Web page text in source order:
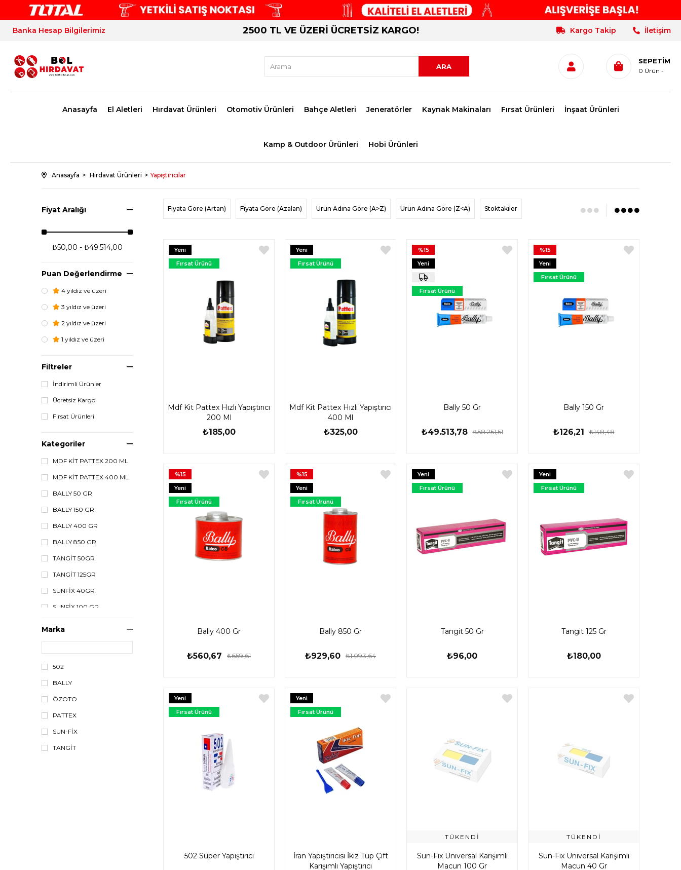
Banka Hesap Bilgilerimiz 2500 TL VE ÜZERİ ÜCRETSİZ KARGO! Kargo Takip İletişim
SEPETIM
0 Ürün
Anasayfa El Aletleri Hırdavat Ürünleri Otomotiv Ürünleri Bahçe Aletleri Jeneratörler Kaynak Makinaları Fırsat Ürünleri İnşaat Ürünleri
Kamp & Outdoor Ürünleri Hobi Ürünleri
Anasayfa Hırdavat Ürünleri Yapıştırıcılar
Fiyat Aralığı
₺50,00 - ₺49.514,00
Puan Değerlendirme
4 yıldız ve üzeri
3 yıldız ve üzeri
2 yıldız ve üzeri
1 yıldız ve üzeri
Filtreler
İndirimli Ürünler
Ücretsiz Kargo
Fırsat Ürünleri
Kategoriler
MDF KİT PATTEX 200 ML
MDF KİT PATTEX 400 ML
BALLY 50 GR
BALLY 150 GR
BALLY 400 GR
BALLY 850 GR
TANGİT 50GR
TANGİT 125GR
SUNFİX 40GR
SUNFİX 100 GR
İRAN YAPIŞTIRICISI İKİZ
YAPIŞTIRICI
Marka
502
BALLY
ÖZOTO
PATTEX
SUN-FİX
TANGİT
Fiyata Göre (Artan) Fiyata Göre (Azalan) Ürün Adına Göre (A>Z) Ürün Adına Göre (Z<A) Stoktakiler
Mdf Kit Pattex Hızlı Yapıştırıcı
200 Ml
₺185,00
Yeni
Ürün
Fırsat Ürünü
Mdf Kit Pattex Hızlı Yapıştırıcı
400 Ml
₺325,00
Yeni
Ürün
Fırsat Ürünü
Bally 50 Gr
₺49.513,78 ₺58.251,51
%15
Yeni
Ürün
Fırsat Ürünü
Bally 150 Gr
₺126,21 ₺148,48
%15
Yeni
Ürün
Fırsat Ürünü
Bally 400 Gr
₺560,67 ₺659,61
%15
Yeni
Ürün
Fırsat Ürünü
Bally 850 Gr
₺929,60 ₺1.093,64
%15
Yeni
Ürün
Fırsat Ürünü
Tangit 50 Gr
₺96,00
Yeni
Ürün
Fırsat Ürünü
Tangit 125 Gr
₺180,00
Yeni
Ürün
Fırsat Ürünü
502 Süper Yapıştırıcı
Yeni
Ürün
Fırsat Ürünü
İran Yapıştırıcısı İkiz Tüp Çift
Karışımlı Yapıştırıcı
Yeni
Ürün
Fırsat Ürünü
TÜKENDI
Sun-Fix Unıversal Karışımlı
Macun 100 Gr
TÜKENDI
Sun-Fix Unıversal Karışımlı
Macun 40 Gr